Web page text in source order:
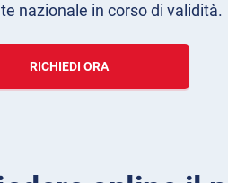
nazionale in corso di validità.
RICHIEDI ORA